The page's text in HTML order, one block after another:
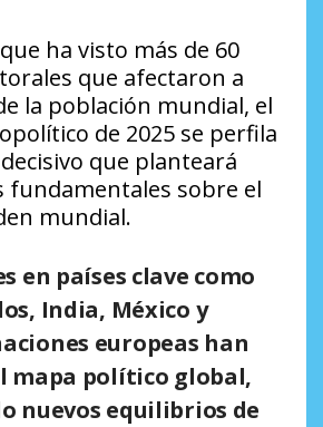
ha visto más de 60
que afectaron a
la población mundial, el
de 2025 se perfila
que planteará
sobre el
mundial.
en países clave como
India, México y
europeas han
mapa político global,
nuevos equilibrios de